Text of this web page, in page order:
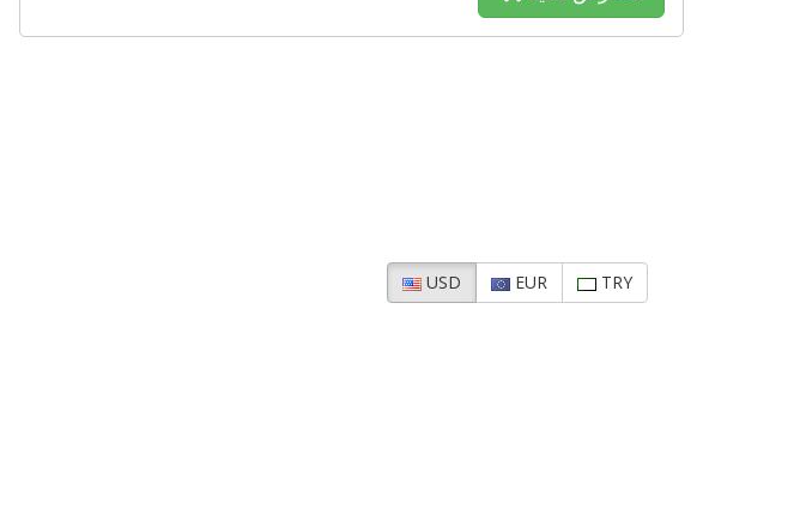
USD EUR TRY